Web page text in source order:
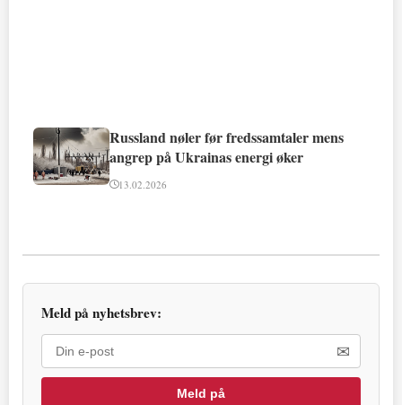
Russland nøler før fredssamtaler mens
angrep på Ukrainas energi øker
13.02.2026
Meld på nyhetsbrev:
✉
Meld på